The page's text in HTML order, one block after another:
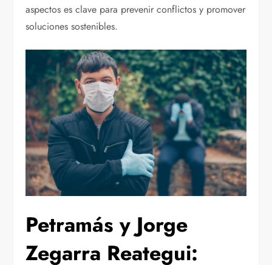
aspectos es clave para prevenir conflictos y promover
soluciones sostenibles.
Petramás y Jorge
Zegarra Reategui: